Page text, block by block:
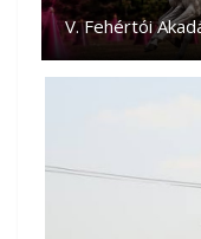
V. Fehértói